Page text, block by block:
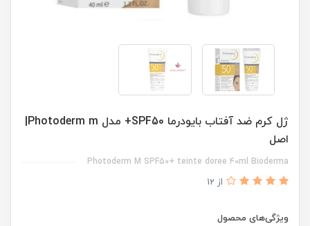
اصل
Photoderm M SPF50+ teinte doree 40ml Bioderma
از 12
ویژگی‌های محصول